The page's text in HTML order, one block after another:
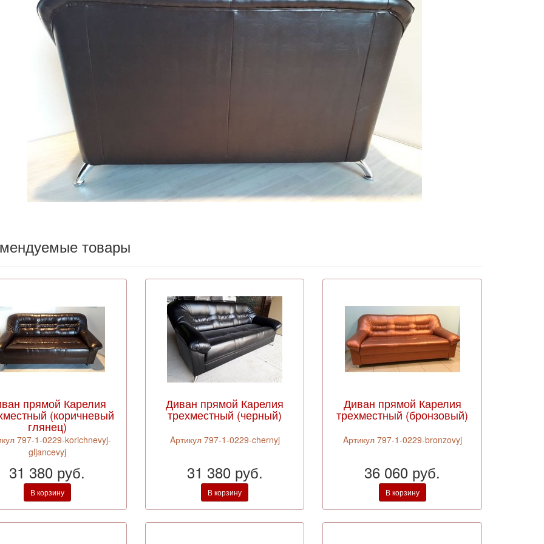
товары
прямой Карелия
(коричневый
глянец)
797-1-0229-korichnevyj-
gljancevyj
31 380 руб.
В корзину
Диван прямой Карелия
трехместный (черный)
Aртикул 797-1-0229-chernyj
31 380 руб.
В корзину
Диван прямой Карелия
трехместный (бронзовый)
Aртикул 797-1-0229-bronzovyj
36 060 руб.
В корзину